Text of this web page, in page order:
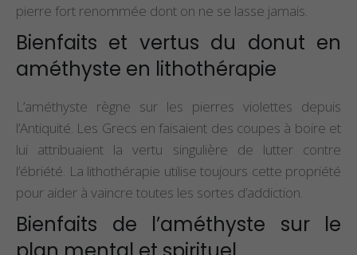
pierre fort renommée dont on ne se lasse jamais.
Bienfaits et vertus du donut en
améthyste en lithothérapie
L’améthyste règne sur les pierres violettes depuis
l’Antiquité. Les Grecs en faisaient des coupes à boire et
lui attribuaient la vertu singulière de lutter contre
l’ébriété. La lithothérapie utilise toujours cette propriété
pour aider à vaincre toutes les sortes d’addiction.
Bienfaits de l’améthyste sur le